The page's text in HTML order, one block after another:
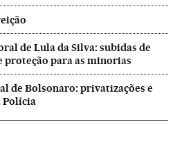
de Lula da Silva: subidas de
proteção para as minorias
de Bolsonaro: privatizações e
Polícia